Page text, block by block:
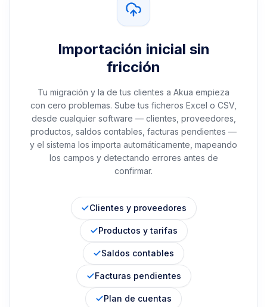
Importación inicial sin
fricción
Tu migración y la de tus clientes a Akua empieza
con cero problemas. Sube tus ficheros Excel o CSV,
desde cualquier software — clientes, proveedores,
productos, saldos contables, facturas pendientes —
y el sistema los importa automáticamente, mapeando
los campos y detectando errores antes de
confirmar.
Clientes y proveedores
Productos y tarifas
Saldos contables
Facturas pendientes
Plan de cuentas